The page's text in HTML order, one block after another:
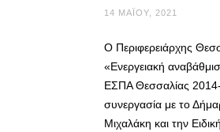
14 ΜΑΪ́ΟΥ, 2021
Ο Περιφερειάρχης
«Ενεργειακή
ΕΣΠΑ Θεσσαλίας 2014-
συνεργασία με το
Μιχαλάκη και την